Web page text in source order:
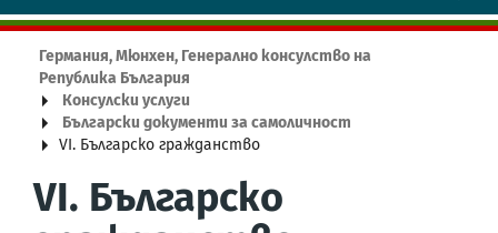
Германия, Мюнхен, Генерално консулство на
Република България
Консулски услуги
Български документи за самоличност
VI. Българско гражданство
VI. Българско